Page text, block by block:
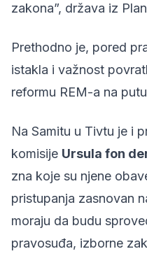
zakona”, država iz
Prethodno je, pored
istakla i važnost
reformu REM-a na
Na Samitu u Tivtu je i
komisije Ursula fon
zna koje su njene
pristupanja zasnovan
moraju da budu
pravosuđa, izborne